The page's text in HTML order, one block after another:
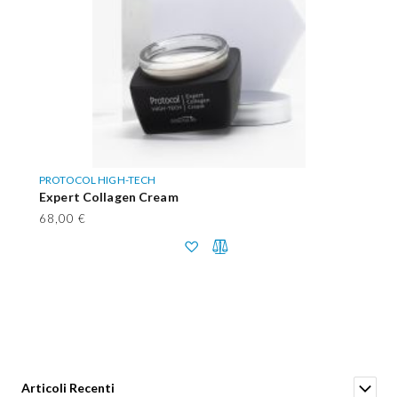
PROTOCOL HIGH-TECH
Expert Collagen Cream
68,00 €
Articoli Recenti